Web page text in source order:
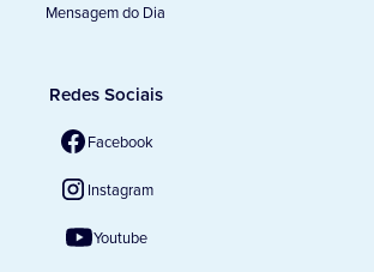
Mensagem do Dia
Redes Sociais
Facebook
Instagram
Youtube